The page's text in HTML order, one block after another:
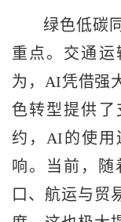
绿色低碳
重点。交通运
为，AI凭借强
色转型提供
约，AI的使用
响。当前，
口、航运与贸